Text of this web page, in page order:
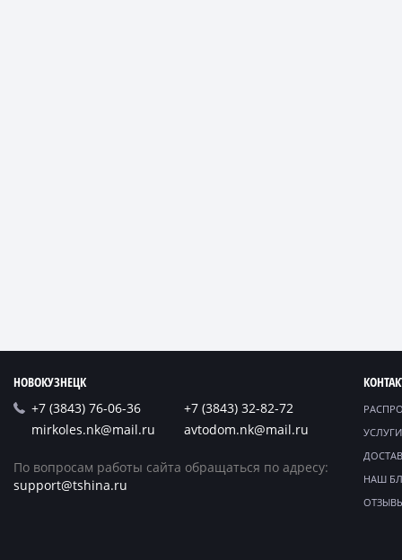
НОВОКУЗНЕЦК
+7 (3843) 76-06-36
+7 (3843) 32-82-72
mirkoles.nk@mail.ru
avtodom.nk@mail.ru
По вопросам работы сайта обращаться по адресу:
support@tshina.ru
НАШ